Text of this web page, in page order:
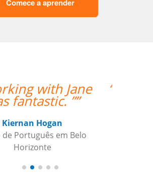
Comece a aprender
very happy with
I love our
Roland Tschanz
de em Belo Horizonte